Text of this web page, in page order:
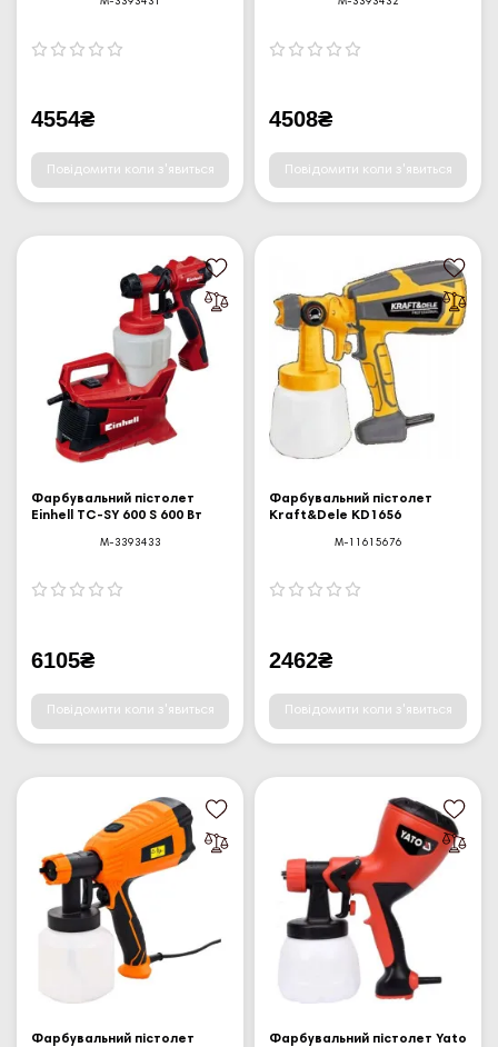
M-3393431
4554₴
Повідомити коли з'явиться
M-3393432
4508₴
Повідомити коли з'явиться
Фарбувальний пістолет
Einhell TC-SY 600 S 600 Вт
M-3393433
6105₴
Повідомити коли з'явиться
Фарбувальний пістолет
Kraft&Dele KD1656
M-11615676
2462₴
Повідомити коли з'явиться
Фарбувальний пістолет
Фарбувальний пістолет Yato